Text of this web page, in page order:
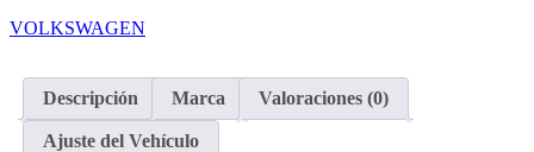
VOLKSWAGEN
Descripción Marca Valoraciones (0)
Ajuste del Vehículo